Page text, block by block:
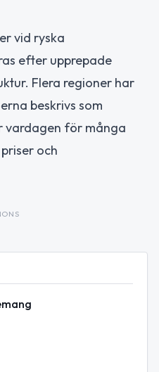
vid ryska
efter upprepade
Flera regioner har
beskrivs som
vardagen för många
och